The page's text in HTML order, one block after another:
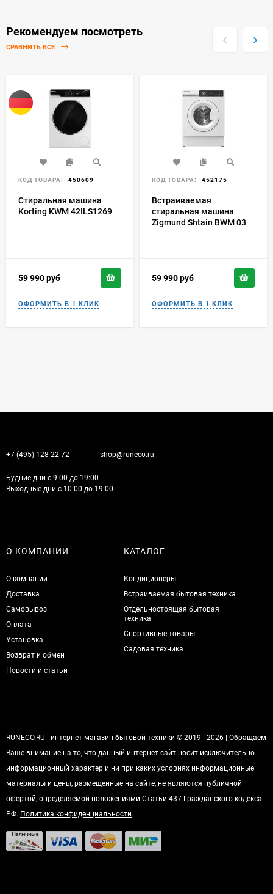
Рекомендуем посмотреть
СРАВНИТЬ ВСЕ
КОД ТОВАРА: 450609
Стиральная машина
Korting KWM 42ILS1269
59 990руб
КОД ТОВАРА: 452175
Встраиваемая
стиральная машина
Zigmund Shtain BWM 03
59 990руб
+7 (495) 128-22-72 shop@runeco.ru
Будние дни с 9:00 до 19:00
Выходные дни с 10:00 до 19:00
О КОМПАНИИ
О компании
Доставка
Самовывоз
Оплата
Установка
Возврат и обмен
Новости и статьи
КАТАЛОГ
Кондиционеры
Встраиваемая бытовая техника
Отдельностоящая бытовая
техника
Спортивные товары
Садовая техника
RUNECO.RU - интернет-магазин бытовой техники © 2019 - 2026 | Обращаем
Ваше внимание на то, что данный интернет-сайт носит исключительно
информационный характер и ни при каких условиях информационные
материалы и цены, размещенные на сайте, не являются публичной
офертой, определяемой положениями Статьи 437 Гражданского кодекса
РФ. Политика конфиденциальности.